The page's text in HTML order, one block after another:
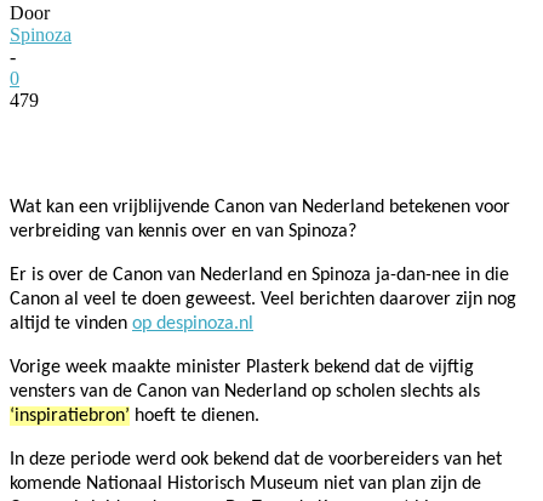
Door
Spinoza
-
0
479
Wat kan een vrijblijvende Canon van Nederland betekenen voor
verbreiding van kennis over en van Spinoza?
Er is over de Canon van Nederland en Spinoza ja-dan-nee in die
Canon al veel te doen geweest. Veel berichten daarover zijn nog
altijd te vinden op despinoza.nl
Vorige week maakte minister Plasterk bekend dat de vijftig
vensters van de Canon van Nederland op scholen slechts als
‘inspiratiebron’ hoeft te dienen.
In deze periode werd ook bekend dat de voorbereiders van het
komende Nationaal Historisch Museum niet van plan zijn de